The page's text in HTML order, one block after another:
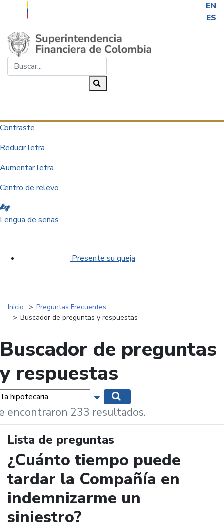
EN
ES
Saltar al contenido principal
Contraste
Reducir letra
Aumentar letra
Centro de relevo
Lengua de señas
Presente su queja
Inicio
Preguntas Frecuentes
Buscador de preguntas y respuestas
Buscador de preguntas
y respuestas
Mostrar opciones de búsqueda
encontraron 233 resultados.
Lista de preguntas
¿Cuánto tiempo puede
tardar la Compañía en
indemnizarme un
siniestro?